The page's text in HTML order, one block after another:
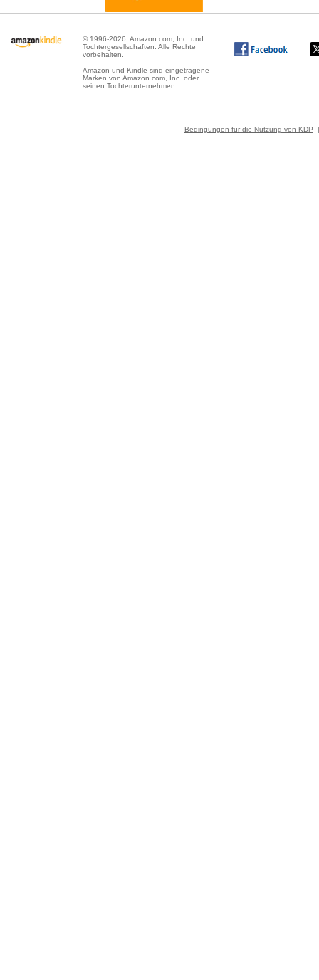
© 1996-2026, Amazon.com, Inc. und
Tochtergesellschaften. Alle Rechte
vorbehalten.
Amazon und Kindle sind eingetragene
Marken von Amazon.com, Inc. oder
seinen Tochterunternehmen.
Bedingungen für die Nutzung von KDP